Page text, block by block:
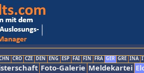
CRO CZE DEN ENG ESP FAI FIN FRA GER GRE INA
Foto-Galerie Meldekartei